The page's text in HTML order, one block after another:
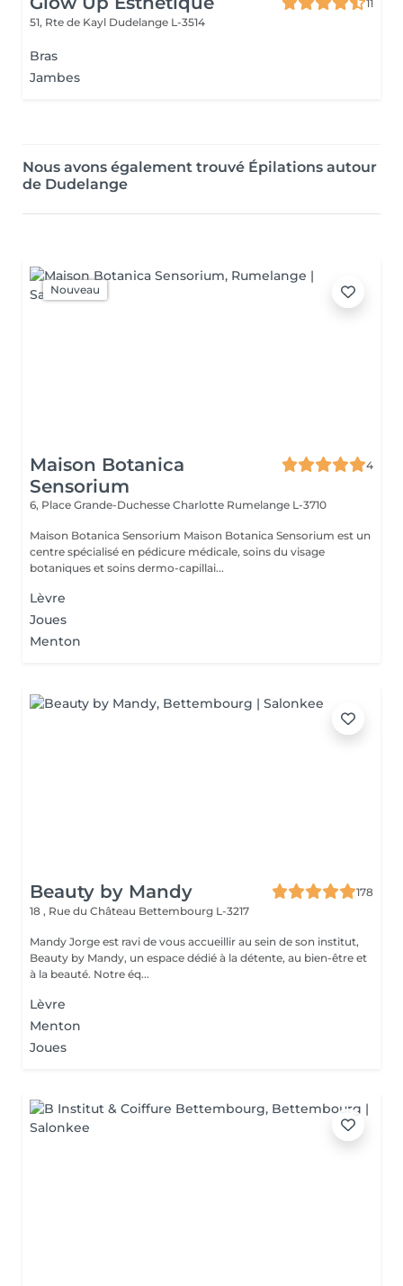
11
51, Rte de Kayl Dudelange L-3514
Bras
Jambes
Nous avons également trouvé Épilations autour
de Dudelange
Nouveau
Maison Botanica
Sensorium
4
6, Place Grande-Duchesse Charlotte Rumelange L-3710
Maison Botanica Sensorium Maison Botanica Sensorium est un
centre spécialisé en pédicure médicale, soins du visage
botaniques et soins dermo-capillai...
Lèvre
Joues
Menton
Beauty by Mandy
178
18 , Rue du Château Bettembourg L-3217
Mandy Jorge est ravi de vous accueillir au sein de son institut,
Beauty by Mandy, un espace dédié à la détente, au bien-être et
à la beauté. Notre éq...
Lèvre
Menton
Joues